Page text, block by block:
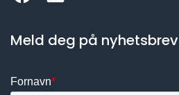
Meld deg på nyhetsbrev